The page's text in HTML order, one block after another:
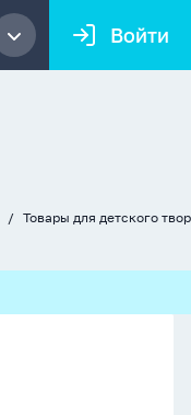
Войти
Товары для детского